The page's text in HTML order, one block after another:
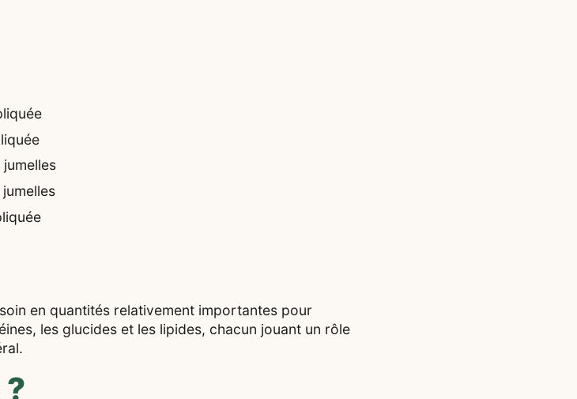
en quantités relativement importantes pour
les glucides et les lipides, chacun jouant un rôle